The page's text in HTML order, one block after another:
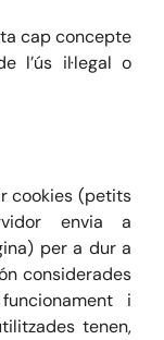
cap concepte
l’ús il·legal o
cookies (petits
envia a
per a dur a
considerades
i
tenen,